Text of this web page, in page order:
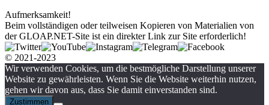
Aufmerksamkeit!
Beim vollständigen oder teilweisen Kopieren von Materialien von
der GLOAP.NET-Site ist ein direkter Link zur Site erforderlich!
© 2021-2023
Wir verwenden Cookies, um die bestmögliche Darstellung unserer
Website zu gewährleisten. Wenn Sie die Website weiterhin nutzen,
gehen wir davon aus, dass Sie damit einverstanden sind.
Zustimmen